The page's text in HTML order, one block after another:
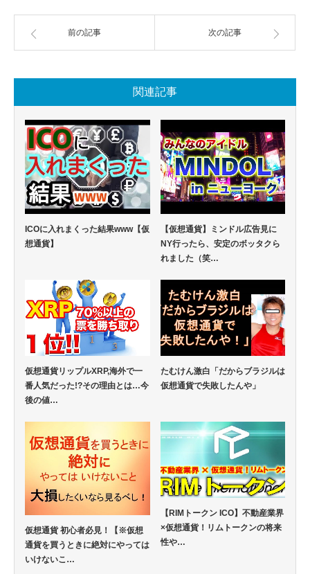
前の記事 次の記事
関連記事
ICOに入れまくった結果www【仮
想通貨】
【仮想通貨】ミンドル広告見に
NY行ったら、安定のボッタクら
れました（笑…
仮想通貨リップルXRP,海外で一
番人気だった!?その理由とは…今
後の値…
たむけん激白「だからブラジルは
仮想通貨で失敗したんや」
仮想通貨 初心者必見！【※仮想
通貨を買うときに絶対にやっては
いけないこ…
【RIMトークン ICO】不動産業界
×仮想通貨！リムトークンの将来
性や…